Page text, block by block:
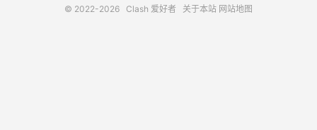
© 2022-2026 Clash 爱好者 关于本站 网站地图